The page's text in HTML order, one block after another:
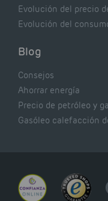
Evolución del precio
Evolución del
Blog
Consejos
Ahorrar energía
Precio de petróleo y
Gasóleo calefacción